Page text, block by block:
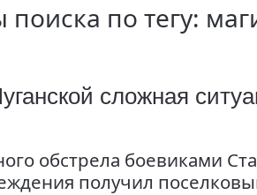
поиска по тегу:
сложная
обстрела боевиками
получил